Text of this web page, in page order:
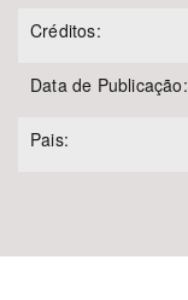
Créditos:
Data de Publicação:
Pais: